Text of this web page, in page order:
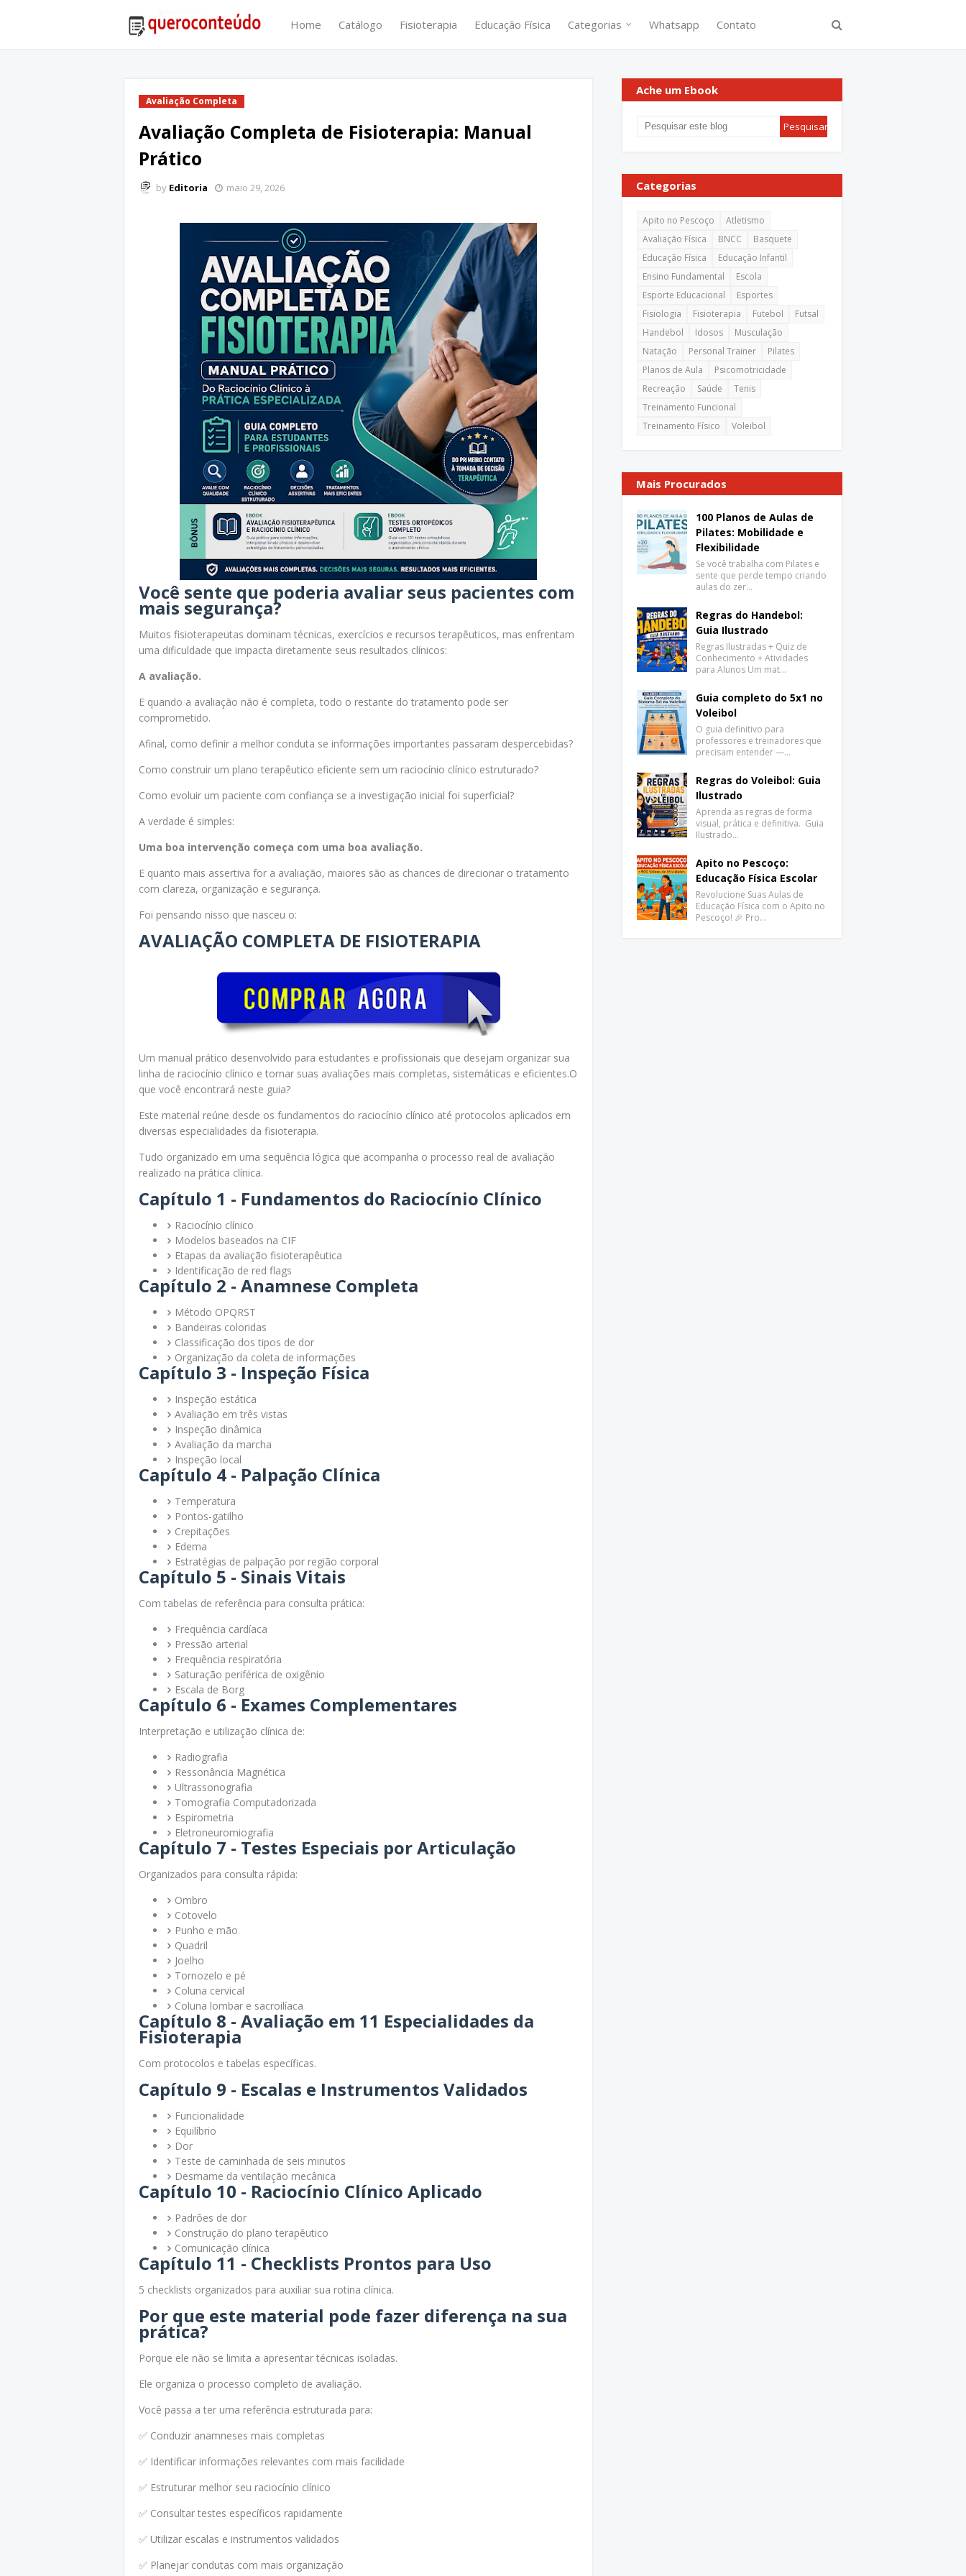
Home Catálogo Fisioterapia Educação Física Categorias Whatsapp Contato
Avaliação Completa
Avaliação Completa de Fisioterapia: Manual
Prático
by Editoria maio 29, 2026
Você sente que poderia avaliar seus pacientes com
mais segurança?
Muitos fisioterapeutas dominam técnicas, exercícios e recursos terapêuticos, mas enfrentam
uma dificuldade que impacta diretamente seus resultados clínicos:
A avaliação.
E quando a avaliação não é completa, todo o restante do tratamento pode ser
comprometido.
Afinal, como definir a melhor conduta se informações importantes passaram despercebidas?
Como construir um plano terapêutico eficiente sem um raciocínio clínico estruturado?
Como evoluir um paciente com confiança se a investigação inicial foi superficial?
A verdade é simples:
Uma boa intervenção começa com uma boa avaliação.
E quanto mais assertiva for a avaliação, maiores são as chances de direcionar o tratamento
com clareza, organização e segurança.
Foi pensando nisso que nasceu o:
AVALIAÇÃO COMPLETA DE FISIOTERAPIA
Um manual prático desenvolvido para estudantes e profissionais que desejam organizar sua
linha de raciocínio clínico e tornar suas avaliações mais completas, sistemáticas e eficientes.O
que você encontrará neste guia?
Este material reúne desde os fundamentos do raciocínio clínico até protocolos aplicados em
diversas especialidades da fisioterapia.
Tudo organizado em uma sequência lógica que acompanha o processo real de avaliação
realizado na prática clínica.
Capítulo 1 - Fundamentos do Raciocínio Clínico
Raciocínio clínico
Modelos baseados na CIF
Etapas da avaliação fisioterapêutica
Identificação de red flags
Capítulo 2 - Anamnese Completa
Método OPQRST
Bandeiras coloridas
Classificação dos tipos de dor
Organização da coleta de informações
Capítulo 3 - Inspeção Física
Inspeção estática
Avaliação em três vistas
Inspeção dinâmica
Avaliação da marcha
Inspeção local
Capítulo 4 - Palpação Clínica
Temperatura
Pontos-gatilho
Crepitações
Edema
Estratégias de palpação por região corporal
Capítulo 5 - Sinais Vitais
Com tabelas de referência para consulta prática:
Frequência cardíaca
Pressão arterial
Frequência respiratória
Saturação periférica de oxigênio
Escala de Borg
Capítulo 6 - Exames Complementares
Interpretação e utilização clínica de:
Radiografia
Ressonância Magnética
Ultrassonografia
Tomografia Computadorizada
Espirometria
Eletroneuromiografia
Capítulo 7 - Testes Especiais por Articulação
Organizados para consulta rápida:
Ombro
Cotovelo
Punho e mão
Quadril
Joelho
Tornozelo e pé
Coluna cervical
Coluna lombar e sacroilíaca
Capítulo 8 - Avaliação em 11 Especialidades da
Fisioterapia
Com protocolos e tabelas específicas.
Capítulo 9 - Escalas e Instrumentos Validados
Funcionalidade
Equilíbrio
Dor
Teste de caminhada de seis minutos
Desmame da ventilação mecânica
Capítulo 10 - Raciocínio Clínico Aplicado
Padrões de dor
Construção do plano terapêutico
Comunicação clínica
Capítulo 11 - Checklists Prontos para Uso
5 checklists organizados para auxiliar sua rotina clínica.
Por que este material pode fazer diferença na sua
prática?
Porque ele não se limita a apresentar técnicas isoladas.
Ele organiza o processo completo de avaliação.
Você passa a ter uma referência estruturada para:
✅ Conduzir anamneses mais completas
✅ Identificar informações relevantes com mais facilidade
✅ Estruturar melhor seu raciocínio clínico
✅ Consultar testes específicos rapidamente
✅ Utilizar escalas e instrumentos validados
✅ Planejar condutas com mais organização
Ache um Ebook
Categorias
Apito no Pescoço
Atletismo
Avaliação Física
BNCC
Basquete
Educação Física
Educação Infantil
Ensino Fundamental
Escola
Esporte Educacional
Esportes
Fisiologia
Fisioterapia Futebol
Futsal
Handebol
Idosos
Musculação
Natação
Personal Trainer
Pilates
Planos de Aula
Psicomotricidade
Recreação
Saúde
Tenis
Treinamento Funcional
Treinamento Físico
Voleibol
Mais Procurados
100 Planos de Aulas de
Pilates: Mobilidade e
Flexibilidade
Se você trabalha com Pilates e
sente que perde tempo criando
aulas do zer…
Regras do Handebol:
Guia Ilustrado
Regras Ilustradas + Quiz de
Conhecimento + Atividades
para Alunos Um mat…
Guia completo do 5x1 no
Voleibol
O guia definitivo para
professores e treinadores que
precisam entender —…
Regras do Voleibol: Guia
Ilustrado
Aprenda as regras de forma
visual, prática e definitiva. Guia
Ilustrado…
Apito no Pescoço:
Educação Física Escolar
Revolucione Suas Aulas de
Educação Física com o Apito no
Pescoço! 🎉 Pro…